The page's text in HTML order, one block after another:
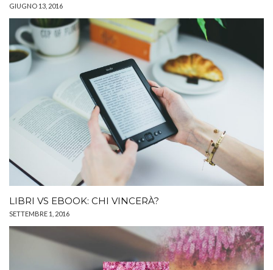
GIUGNO 13, 2016
LIBRI VS EBOOK: CHI VINCERÀ?
SETTEMBRE 1, 2016